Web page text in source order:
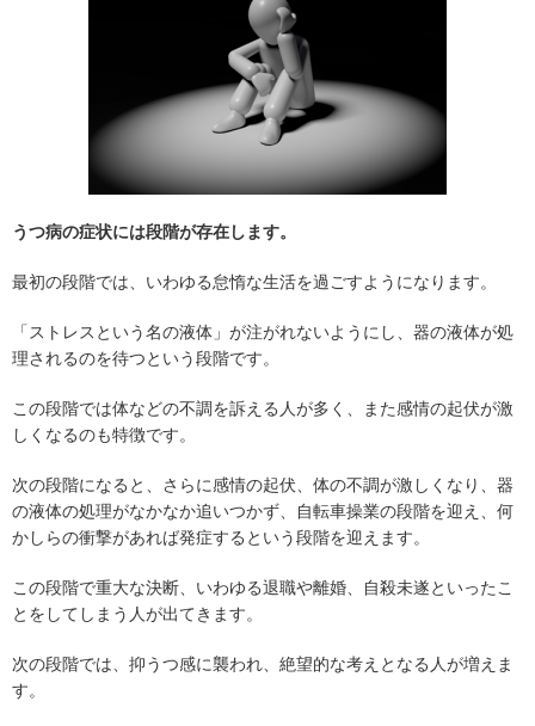
うつ病の症状には段階が存在します。
最初の段階では、いわゆる怠惰な生活を過ごすようになります。
「ストレスという名の液体」が注がれないようにし、器の液体が処
理されるのを待つという段階です。
この段階では体などの不調を訴える人が多く、また感情の起伏が激
しくなるのも特徴です。
次の段階になると、さらに感情の起伏、体の不調が激しくなり、器
の液体の処理がなかなか追いつかず、自転車操業の段階を迎え、何
かしらの衝撃があれば発症するという段階を迎えます。
この段階で重大な決断、いわゆる退職や離婚、自殺未遂といったこ
とをしてしまう人が出てきます。
次の段階では、抑うつ感に襲われ、絶望的な考えとなる人が増えま
す。